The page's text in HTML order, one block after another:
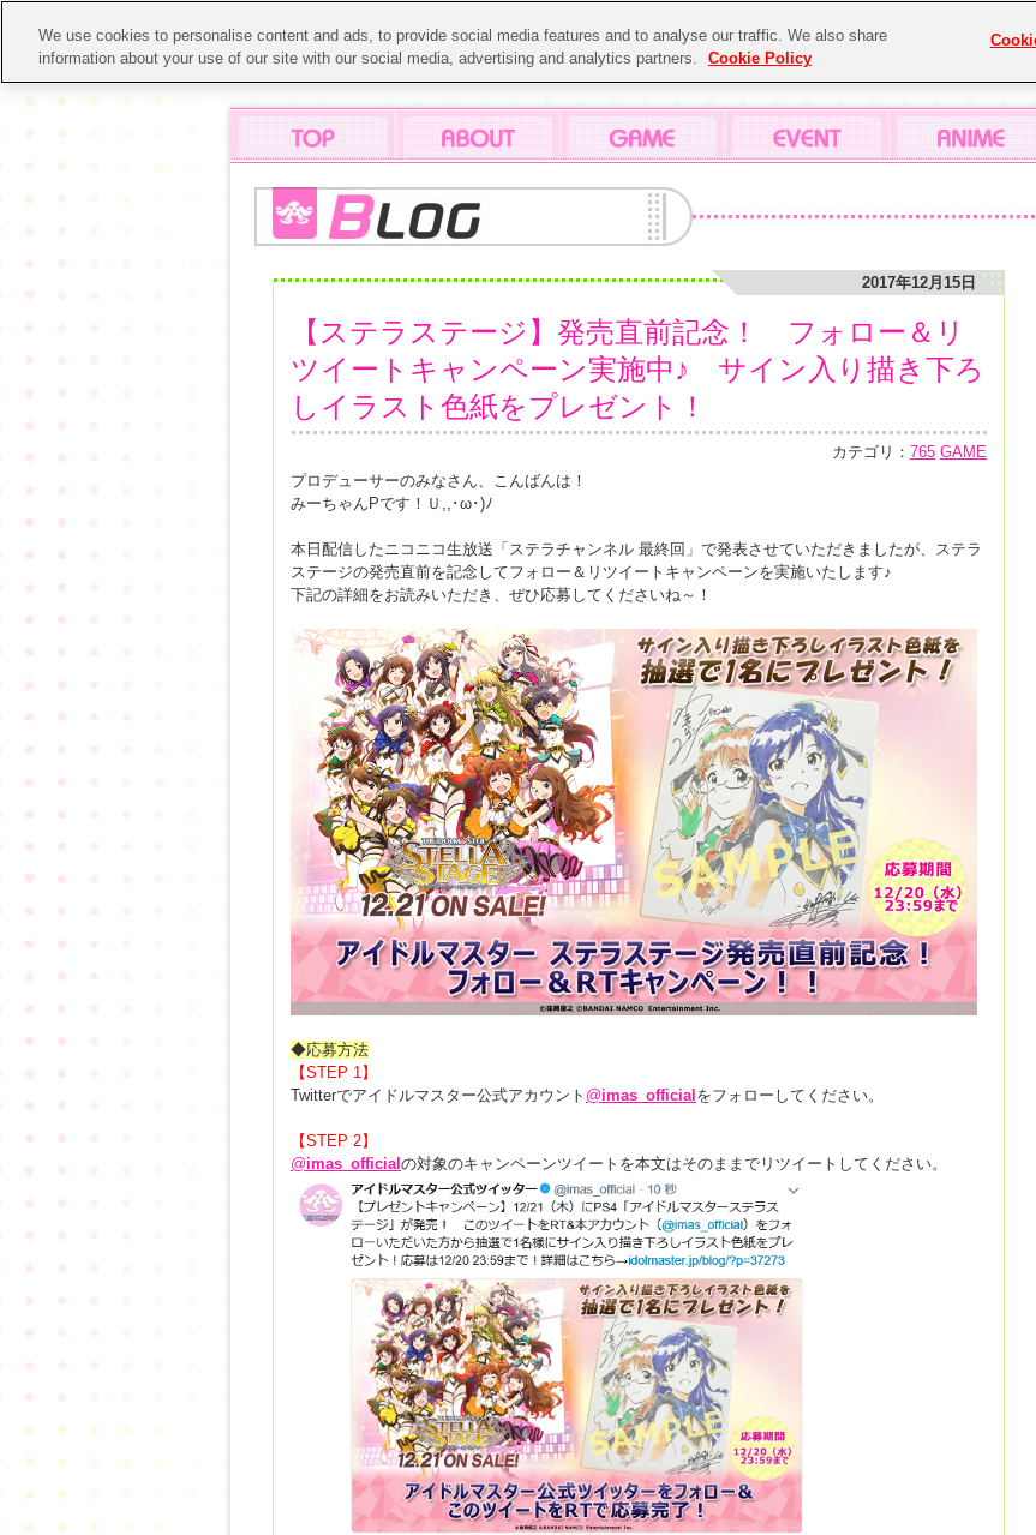
2017年12月15日
【ステラステージ】発売直前記念！ フォロー＆リ
ツイートキャンペーン実施中♪ サイン入り描き下ろ
しイラスト色紙をプレゼント！
カテゴリ： 765 GAME
プロデューサーのみなさん、こんばんは！
みーちゃんPです！Ｕ,,･ω･)ﾉ
本日配信したニコニコ生放送「ステラチャンネル 最終回」で発表させていただきましたが、ステラ
ステージの発売直前を記念してフォロー＆リツイートキャンペーンを実施いたします♪
下記の詳細をお読みいただき、ぜひ応募してくださいね～！
◆応募方法
【STEP 1】
Twitterでアイドルマスター公式アカウント @imas_official をフォローしてください。
【STEP 2】
@imas_official の対象のキャンペーンツイートを本文はそのままでリツイートしてください。
We use cookies to personalise content and ads, to provide social media features and to analyse our traffic. We also share
information about your use of our site with our social media, advertising and analytics partners.
Cookie Policy